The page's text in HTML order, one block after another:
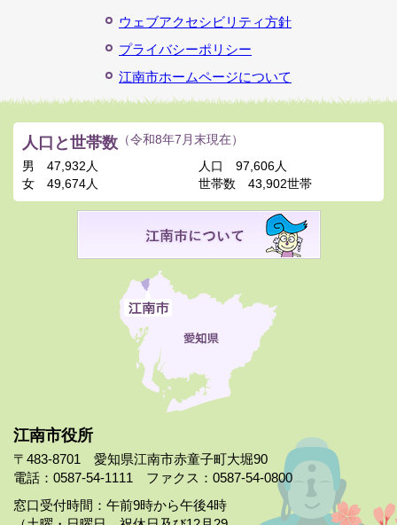
ウェブアクセシビリティ方針
プライバシーポリシー
江南市ホームページについて
江南市役所
〒483-8701 愛知県江南市赤童子町大堀90
電話：0587-54-1111 ファクス：0587-54-0800
窓口受付時間：午前9時から午後4時
人口と世帯数 （令和8年7月末現在）
男
47,932人
女
49,674人
人口
97,606人
世帯数
43,902世帯